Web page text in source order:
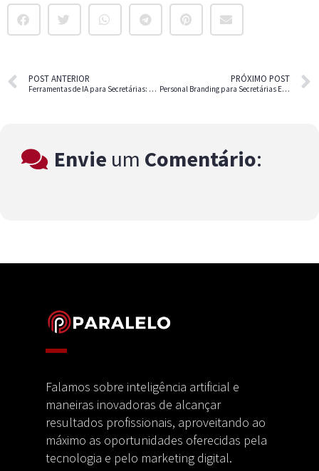
POST ANTERIOR
Ferramentas de IA para Secretárias: Otimize Seu Dia a Dia
PRÓXIMO POST
Personal Branding para Secretárias Executivas: Dicas Essenciais
Envie um Comentário:
Falamos sobre inteligência artificial e
maneiras inovadoras de alcançar
resultados profissionais, aproveitando ao
máximo as oportunidades oferecidas pela
tecnologia e pelo marketing digital.